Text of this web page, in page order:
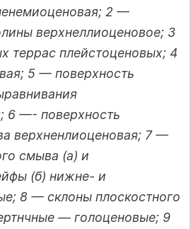
2 —
верхнеллиоценовое; 3
террас плейстоценовых; 4
5 — поверхность
6 —- поверхность
верхненлиоценовая; 7 —
смыва (а) и
(б) нижне- и
8 — склоны плоскостного
— голоценовые; 9